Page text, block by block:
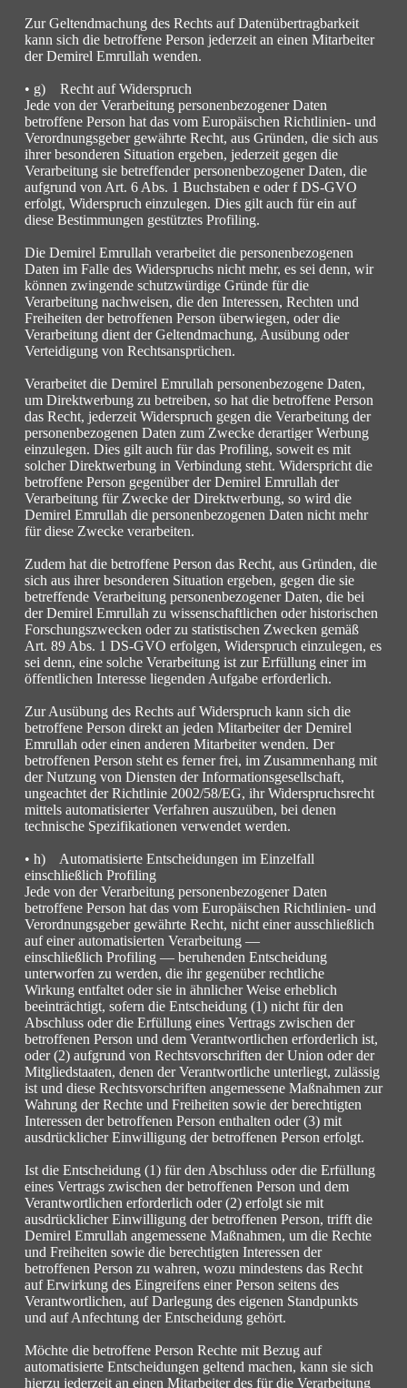
Zur Geltendmachung des Rechts auf Datenübertragbarkeit
kann sich die betroffene Person jederzeit an einen Mitarbeiter
der Demirel Emrullah wenden.
• g) Recht auf Widerspruch
Jede von der Verarbeitung personenbezogener Daten
betroffene Person hat das vom Europäischen Richtlinien- und
Verordnungsgeber gewährte Recht, aus Gründen, die sich aus
ihrer besonderen Situation ergeben, jederzeit gegen die
Verarbeitung sie betreffender personenbezogener Daten, die
aufgrund von Art. 6 Abs. 1 Buchstaben e oder f DS-GVO
erfolgt, Widerspruch einzulegen. Dies gilt auch für ein auf
diese Bestimmungen gestütztes Profiling.
Die Demirel Emrullah verarbeitet die personenbezogenen
Daten im Falle des Widerspruchs nicht mehr, es sei denn, wir
können zwingende schutzwürdige Gründe für die
Verarbeitung nachweisen, die den Interessen, Rechten und
Freiheiten der betroffenen Person überwiegen, oder die
Verarbeitung dient der Geltendmachung, Ausübung oder
Verteidigung von Rechtsansprüchen.
Verarbeitet die Demirel Emrullah personenbezogene Daten,
um Direktwerbung zu betreiben, so hat die betroffene Person
das Recht, jederzeit Widerspruch gegen die Verarbeitung der
personenbezogenen Daten zum Zwecke derartiger Werbung
einzulegen. Dies gilt auch für das Profiling, soweit es mit
solcher Direktwerbung in Verbindung steht. Widerspricht die
betroffene Person gegenüber der Demirel Emrullah der
Verarbeitung für Zwecke der Direktwerbung, so wird die
Demirel Emrullah die personenbezogenen Daten nicht mehr
für diese Zwecke verarbeiten.
Zudem hat die betroffene Person das Recht, aus Gründen, die
sich aus ihrer besonderen Situation ergeben, gegen die sie
betreffende Verarbeitung personenbezogener Daten, die bei
der Demirel Emrullah zu wissenschaftlichen oder historischen
Forschungszwecken oder zu statistischen Zwecken gemäß
Art. 89 Abs. 1 DS-GVO erfolgen, Widerspruch einzulegen, es
sei denn, eine solche Verarbeitung ist zur Erfüllung einer im
öffentlichen Interesse liegenden Aufgabe erforderlich.
Zur Ausübung des Rechts auf Widerspruch kann sich die
betroffene Person direkt an jeden Mitarbeiter der Demirel
Emrullah oder einen anderen Mitarbeiter wenden. Der
betroffenen Person steht es ferner frei, im Zusammenhang mit
der Nutzung von Diensten der Informationsgesellschaft,
ungeachtet der Richtlinie 2002/58/EG, ihr Widerspruchsrecht
mittels automatisierter Verfahren auszuüben, bei denen
technische Spezifikationen verwendet werden.
• h) Automatisierte Entscheidungen im Einzelfall
einschließlich Profiling
Jede von der Verarbeitung personenbezogener Daten
betroffene Person hat das vom Europäischen Richtlinien- und
Verordnungsgeber gewährte Recht, nicht einer ausschließlich
auf einer automatisierten Verarbeitung —
einschließlich Profiling — beruhenden Entscheidung
unterworfen zu werden, die ihr gegenüber rechtliche
Wirkung entfaltet oder sie in ähnlicher Weise erheblich
beeinträchtigt, sofern die Entscheidung (1) nicht für den
Abschluss oder die Erfüllung eines Vertrags zwischen der
betroffenen Person und dem Verantwortlichen erforderlich ist,
oder (2) aufgrund von Rechtsvorschriften der Union oder der
Mitgliedstaaten, denen der Verantwortliche unterliegt, zulässig
ist und diese Rechtsvorschriften angemessene Maßnahmen zur
Wahrung der Rechte und Freiheiten sowie der berechtigten
Interessen der betroffenen Person enthalten oder (3) mit
ausdrücklicher Einwilligung der betroffenen Person erfolgt.
Ist die Entscheidung (1) für den Abschluss oder die Erfüllung
eines Vertrags zwischen der betroffenen Person und dem
Verantwortlichen erforderlich oder (2) erfolgt sie mit
ausdrücklicher Einwilligung der betroffenen Person, trifft die
Demirel Emrullah angemessene Maßnahmen, um die Rechte
und Freiheiten sowie die berechtigten Interessen der
betroffenen Person zu wahren, wozu mindestens das Recht
auf Erwirkung des Eingreifens einer Person seitens des
Verantwortlichen, auf Darlegung des eigenen Standpunkts
und auf Anfechtung der Entscheidung gehört.
Möchte die betroffene Person Rechte mit Bezug auf
automatisierte Entscheidungen geltend machen, kann sie sich
hierzu jederzeit an einen Mitarbeiter des für die Verarbeitung